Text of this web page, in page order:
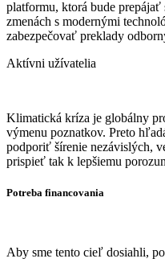
platformu, ktorá bude
zmenách s modernými
zabezpečovať preklady
Aktívni užívatelia
Klimatická kríza je globálny
výmenu poznatkov. Preto
podporiť šírenie nezávislých,
prispieť tak k lepšiemu
Potreba financovania
Aby sme tento cieľ dosiahli,